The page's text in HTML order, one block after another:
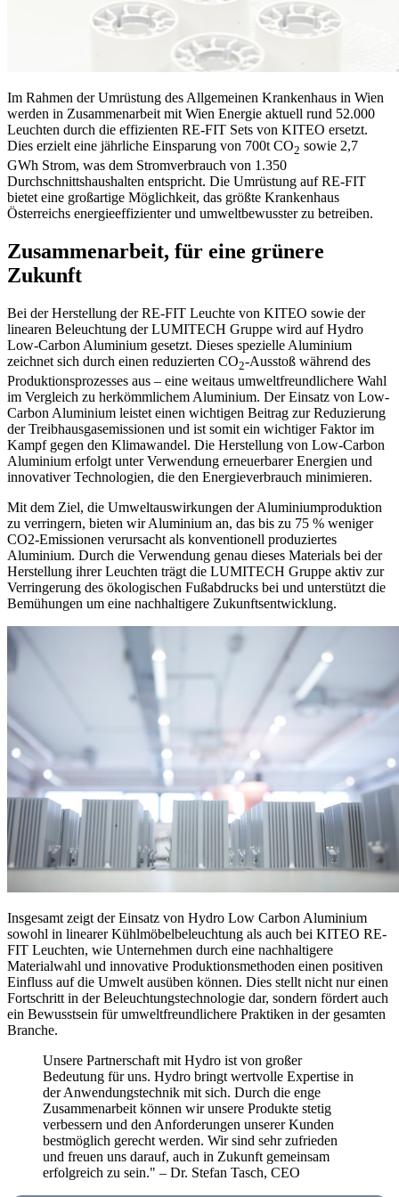
Im Rahmen der Umrüstung des Allgemeinen Krankenhaus in Wien
werden in Zusammenarbeit mit Wien Energie aktuell rund 52.000
Leuchten durch die effizienten RE-FIT Sets von KITEO ersetzt.
Dies erzielt eine jährliche Einsparung von 700t CO2 sowie 2,7
GWh Strom, was dem Stromverbrauch von 1.350
Durchschnittshaushalten entspricht. Die Umrüstung auf RE-FIT
bietet eine großartige Möglichkeit, das größte Krankenhaus
Österreichs energieeffizienter und umweltbewusster zu betreiben.
Zusammenarbeit, für eine grünere
Zukunft
Bei der Herstellung der RE-FIT Leuchte von KITEO sowie der
linearen Beleuchtung der LUMITECH Gruppe wird auf Hydro
Low-Carbon Aluminium gesetzt. Dieses spezielle Aluminium
zeichnet sich durch einen reduzierten CO2-Ausstoß während des
Produktionsprozesses aus – eine weitaus umweltfreundlichere Wahl
im Vergleich zu herkömmlichem Aluminium. Der Einsatz von Low-
Carbon Aluminium leistet einen wichtigen Beitrag zur Reduzierung
der Treibhausgasemissionen und ist somit ein wichtiger Faktor im
Kampf gegen den Klimawandel. Die Herstellung von Low-Carbon
Aluminium erfolgt unter Verwendung erneuerbarer Energien und
innovativer Technologien, die den Energieverbrauch minimieren.
Mit dem Ziel, die Umweltauswirkungen der Aluminiumproduktion
zu verringern, bieten wir Aluminium an, das bis zu 75 % weniger
CO2-Emissionen verursacht als konventionell produziertes
Aluminium. Durch die Verwendung genau dieses Materials bei der
Herstellung ihrer Leuchten trägt die LUMITECH Gruppe aktiv zur
Verringerung des ökologischen Fußabdrucks bei und unterstützt die
Bemühungen um eine nachhaltigere Zukunftsentwicklung.
Insgesamt zeigt der Einsatz von Hydro Low Carbon Aluminium
sowohl in linearer Kühlmöbelbeleuchtung als auch bei KITEO RE-
FIT Leuchten, wie Unternehmen durch eine nachhaltigere
Materialwahl und innovative Produktionsmethoden einen positiven
Einfluss auf die Umwelt ausüben können. Dies stellt nicht nur einen
Fortschritt in der Beleuchtungstechnologie dar, sondern fördert auch
ein Bewusstsein für umweltfreundlichere Praktiken in der gesamten
Branche.
Unsere Partnerschaft mit Hydro ist von großer
Bedeutung für uns. Hydro bringt wertvolle Expertise in
der Anwendungstechnik mit sich. Durch die enge
Zusammenarbeit können wir unsere Produkte stetig
verbessern und den Anforderungen unserer Kunden
bestmöglich gerecht werden. Wir sind sehr zufrieden
und freuen uns darauf, auch in Zukunft gemeinsam
erfolgreich zu sein." – Dr. Stefan Tasch, CEO